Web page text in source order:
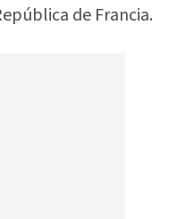
de Francia.